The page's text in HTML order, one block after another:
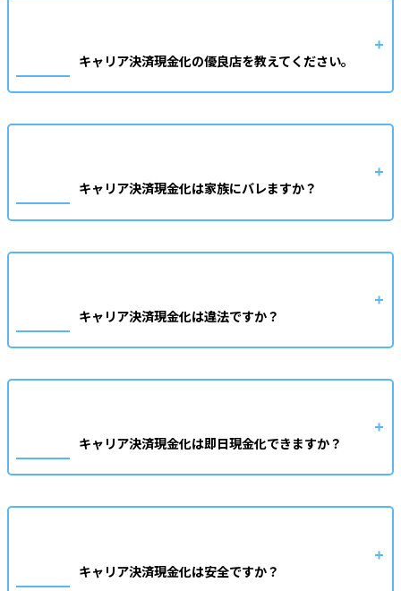
キャリア決済現金化の優良店を教えてください。
キャリア決済現金化は家族にバレますか？
キャリア決済現金化は違法ですか？
キャリア決済現金化は即日現金化できますか？
キャリア決済現金化は安全ですか？